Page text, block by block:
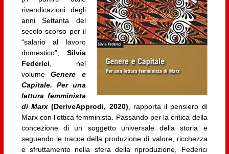
rivendicazioni degli
anni Settanta del
secolo scorso per il
“salario al lavoro
domestico”,Silvia
Federici , nel
volumeGenere e
Capitale. Per una
lettura femminista
di Marx (DeriveApprodi, 2020) , rapporta il pensiero di
Marx con l’ottica femminista. Passando per la critica della
concezione di un soggetto universale della storia e
seguendo le tracce della produzione di valore, ricchezza
e sfruttamento nella sfera della riproduzione, Federici